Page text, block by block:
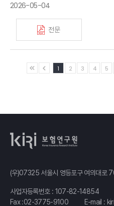
2026-05-04
전문
1 2 3 4 5
(우)07325 서울시 영등포구 여의대로
사업자등록번호 : 107-82-14854
Fax :02-3775-9100
E-mail :